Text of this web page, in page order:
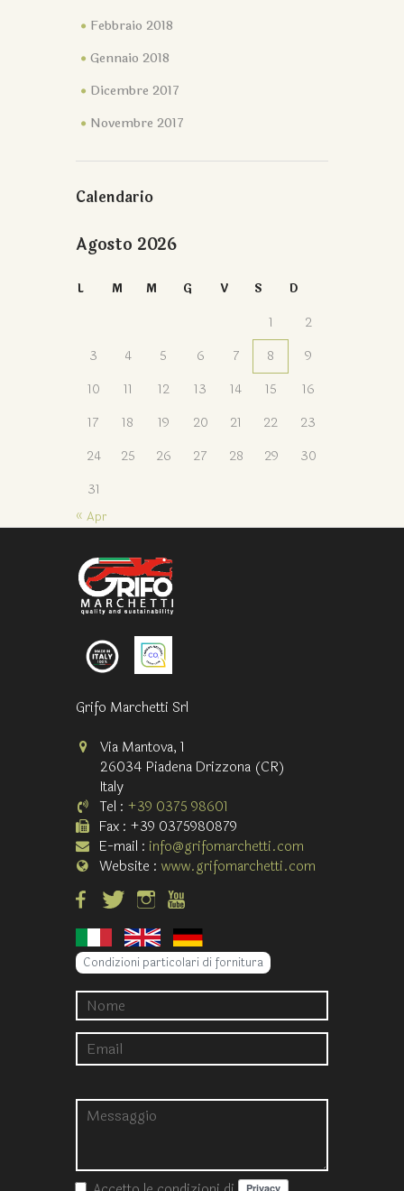
Febbraio 2018
Gennaio 2018
Dicembre 2017
Novembre 2017
Calendario
Agosto 2026
L M M G V S D
1
2
3
4 5 6 7 8
9
10
11 12 13 14 15
16
17
18 19 20 21 22
23
24
25 26 27 28 29
30
31
« Apr
Grifo Marchetti Srl
Via Mantova, 1
26034 Piadena Drizzona (CR)
Italy
Tel : +39 0375 98601
Fax : +39 0375980879
E-mail : info@grifomarchetti.com
Website : www.grifomarchetti.com
Condizioni particolari di fornitura